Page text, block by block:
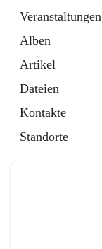
Veranstaltungen
Alben
Artikel
Dateien
Kontakte
Standorte